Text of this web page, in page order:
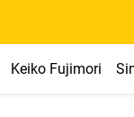
Keiko Fujimori